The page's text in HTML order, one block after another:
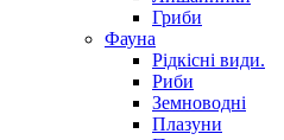
Гриби
Фауна
Рідкісні види.
Риби
Земноводні
Плазуни